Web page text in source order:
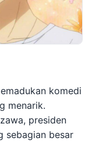
komedi
menarik.
presiden
sebagian besar